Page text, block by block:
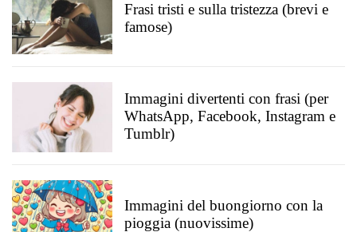
Frasi tristi e sulla tristezza (brevi e
famose)
Immagini divertenti con frasi (per
WhatsApp, Facebook, Instagram e
Tumblr)
Immagini del buongiorno con la
pioggia (nuovissime)